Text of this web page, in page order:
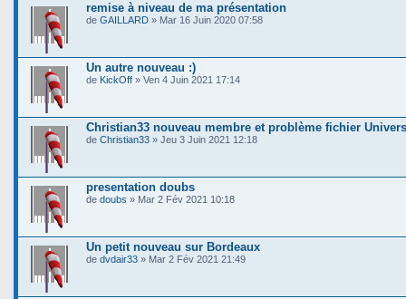
remise à niveau de ma présentation
de GAILLARD » Mar 16 Juin 2020 07:58
Un autre nouveau :)
de KickOff » Ven 4 Juin 2021 17:14
Christian33 nouveau membre et problème fichier
de Christian33 » Jeu 3 Juin 2021 12:18
presentation doubs
de doubs » Mar 2 Fév 2021 10:18
Un petit nouveau sur Bordeaux
de dvdair33 » Mar 2 Fév 2021 21:49